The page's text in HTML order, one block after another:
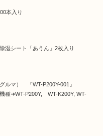
本入り
湿シート「あうん」2枚入り
ルマ） 『WT-P200Y-001』
種➜WT-P200Y, WT-K200Y, WT-